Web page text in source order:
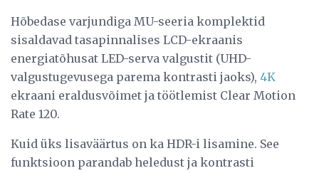
Hõbedase varjundiga MU-seeria komplektid
sisaldavad tasapinnalises LCD-ekraanis
energiatõhusat LED-serva valgustit (UHD-
valgustugevusega parema kontrasti jaoks), 4K
ekraani eraldusvõimet ja töötlemist Clear Motion
Rate 120.
Kuid üks lisaväärtus on ka HDR-i lisamine. See
funktsioon parandab heledust ja kontrasti